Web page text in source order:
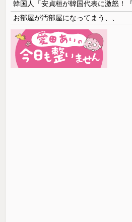
お部屋が汚部屋になってまう、、